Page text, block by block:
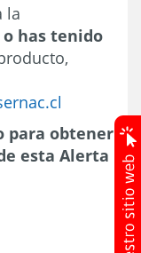
la
o has tenido
para obtener
esta Alerta